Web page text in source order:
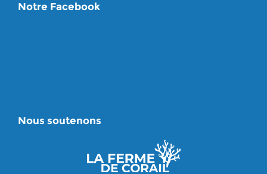
Notre Facebook
Nous soutenons